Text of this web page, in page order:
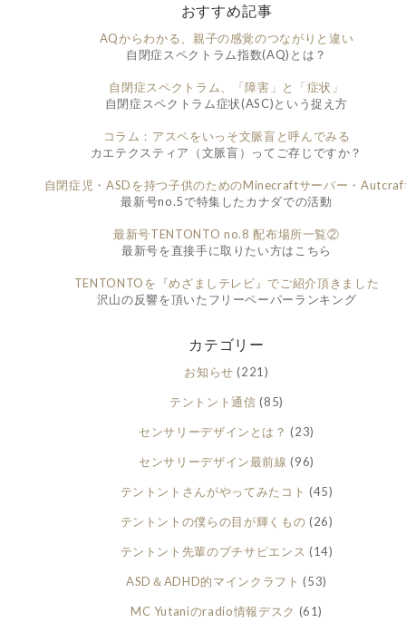
おすすめ記事
AQからわかる、親子の感覚のつながりと違い
自閉症スペクトラム指数(AQ)とは？
自閉症スペクトラム、「障害」と「症状」
自閉症スペクトラム症状(ASC)という捉え方
コラム：アスペをいっそ文脈盲と呼んでみる
カエテクスティア（文脈盲）ってご存じですか？
自閉症児・ASDを持つ子供のためのMinecraftサーバー・
最新号no.5で特集したカナダでの活動
最新号TENTONTO no.8 配布場所一覧②
最新号を直接手に取りたい方はこちら
TENTONTOを『めざましテレビ』でご紹介頂きました
沢山の反響を頂いたフリーペーパーランキング
カテゴリー
お知らせ (221)
テントント通信 (85)
センサリーデザインとは？ (23)
センサリーデザイン最前線 (96)
テントントさんがやってみたコト (45)
テントントの僕らの目が輝くもの (26)
テントント先輩のプチサピエンス (14)
ASD＆ADHD的マインクラフト (53)
MC Yutaniのradio情報デスク (61)